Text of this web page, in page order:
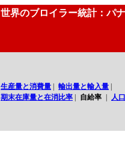
世界のブロイラー統計：パ
生産量と消費量 輸出量と輸入量
期末在庫量と在消比率
自給率 人口